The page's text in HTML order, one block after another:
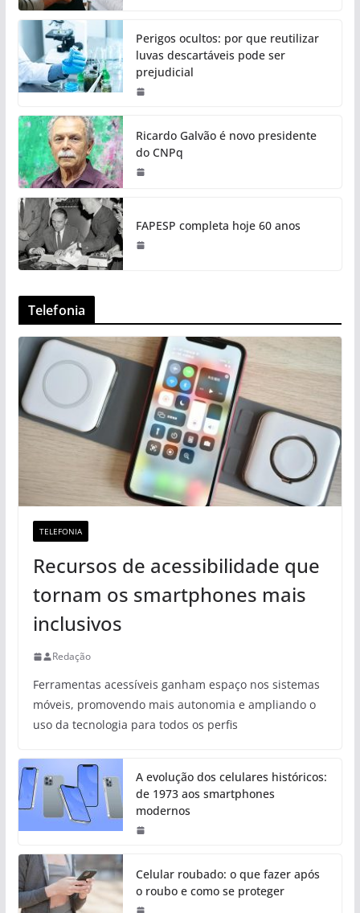
Perigos ocultos: por que reutilizar
luvas descartáveis pode ser
prejudicial
Ricardo Galvão é novo presidente
do CNPq
FAPESP completa hoje 60 anos
Telefonia
TELEFONIA
Recursos de acessibilidade que
tornam os smartphones mais
inclusivos
Redação
Ferramentas acessíveis ganham espaço nos sistemas
móveis, promovendo mais autonomia e ampliando o
uso da tecnologia para todos os perfis
A evolução dos celulares históricos:
de 1973 aos smartphones
modernos
Celular roubado: o que fazer após
o roubo e como se proteger